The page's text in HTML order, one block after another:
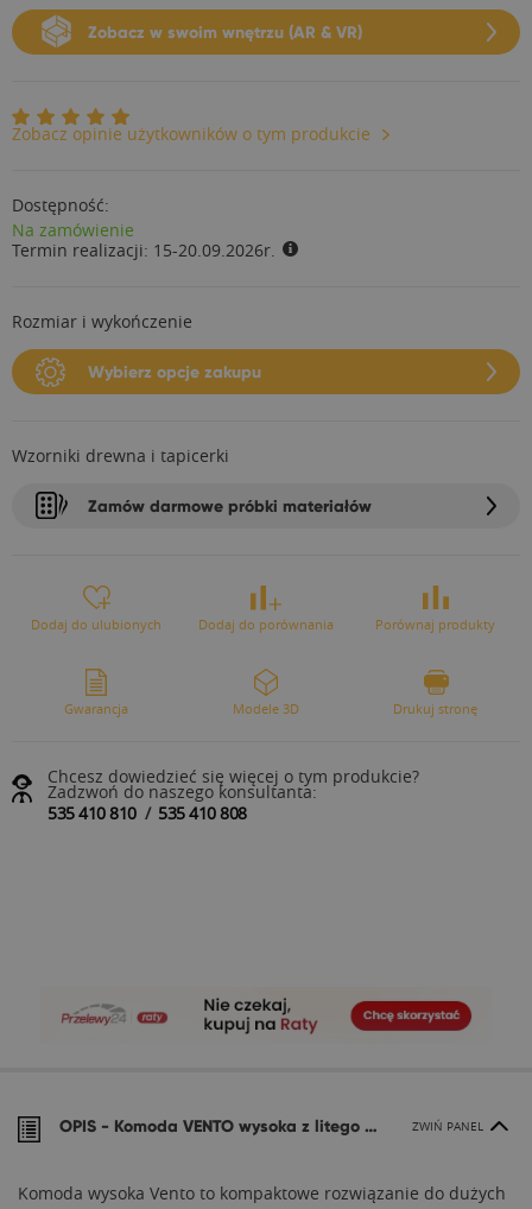
Zobacz w swoim wnętrzu (AR & VR)
Zobacz opinie użytkowników o tym produkcie
Dostępność:
Na zamówienie
Termin realizacji: 15-20.09.2026r.
Rozmiar i wykończenie
Wybierz opcje zakupu
Wzorniki drewna i tapicerki
Zamów darmowe próbki materiałów
Dodaj do ulubionych Dodaj do porównania Porównaj produkty
Gwarancja Modele 3D Drukuj stronę
Chcesz dowiedzieć się więcej o tym produkcie?
Zadzwoń do naszego konsultanta:
535 410 810/ 535 410 808
OPIS - Komoda VENTO wysoka z litego drewna ZWIŃ PANEL
Komoda wysoka Vento to kompaktowe rozwiązanie do dużych